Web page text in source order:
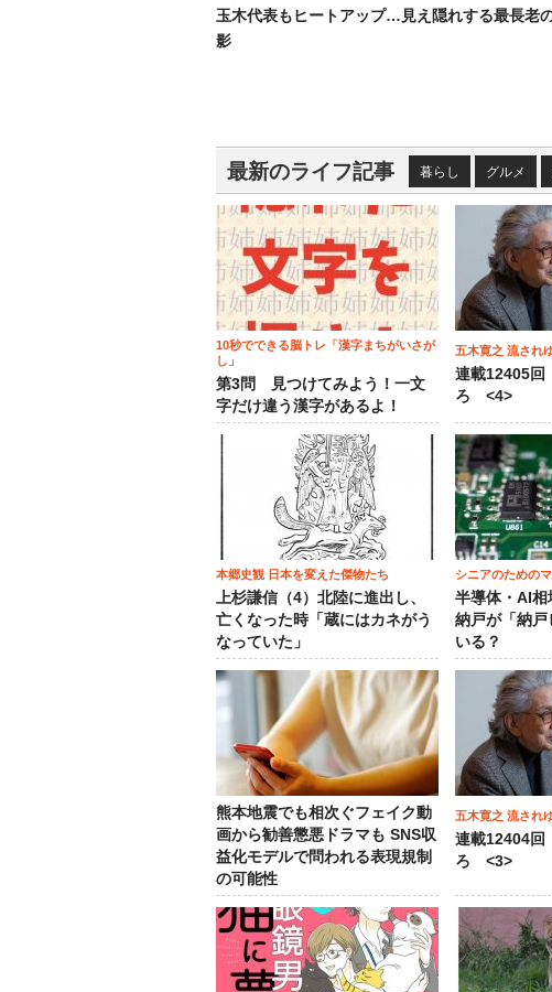
玉木代表もヒートアップ…見え隠れする最長老
影
最新のライフ記事 暮らし グルメ
10秒でできる脳トレ「漢字まちがいさが
し」
第3問 見つけてみよう！一文
字だけ違う漢字があるよ！
五木寛之 流され
連載12405
ろ <4>
本郷史観 日本を変えた傑物たち
上杉謙信（4）北陸に進出し、
亡くなった時「蔵にはカネがう
なっていた」
シニアのための
半導体・AI相
納戸が「納戸
いる？
熊本地震でも相次ぐフェイク動
画から勧善懲悪ドラマも SNS収
益化モデルで問われる表現規制
の可能性
五木寛之 流され
連載12404
ろ <3>